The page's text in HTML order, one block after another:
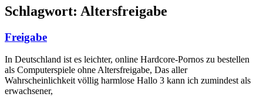
Schlagwort: Altersfreigabe
Freigabe
In Deutschland ist es leichter, online Hardcore-Pornos zu bestellen
als Computerspiele ohne Altersfreigabe, Das aller
Wahrscheinlichkeit völlig harmlose Hallo 3 kann ich zumindest als
erwachsener,